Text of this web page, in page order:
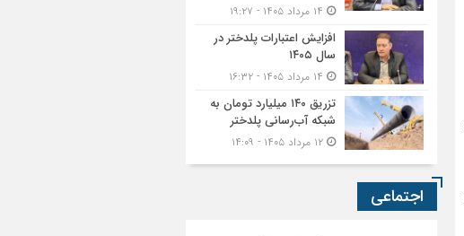
افزایش اعتبارات پلدختر در
سال ۱۴۰۵
تزریق ۱۴۰ میلیارد تومان به
شبکه آب‌رسانی پلدختر
اجتماعی